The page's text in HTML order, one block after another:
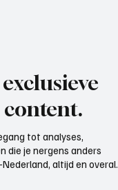
tot analyses,
die je nergens anders
altijd en overal.